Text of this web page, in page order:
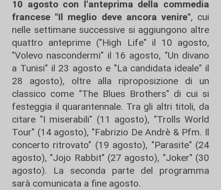
10 agosto con l'anteprima della commedia
francese "Il meglio deve ancora venire", cui
nelle settimane successive si aggiungono altre
quattro anteprime ("High Life" il 10 agosto,
"Volevo nascondermi" il 16 agosto, "Un divano
a Tunisi" il 23 agosto e "La candidata ideale" il
28 agosto), oltre alla riproposizione di un
classico come "The Blues Brothers" di cui si
festeggia il quarantennale. Tra gli altri titoli, da
citare "I miserabili" (11 agosto), "Trolls World
Tour" (14 agosto), "Fabrizio De Andrè & Pfm. Il
concerto ritrovato" (19 agosto), "Parasite" (24
agosto), "Jojo Rabbit" (27 agosto), "Joker" (30
agosto). La seconda parte del programma
sarà comunicata a fine agosto.